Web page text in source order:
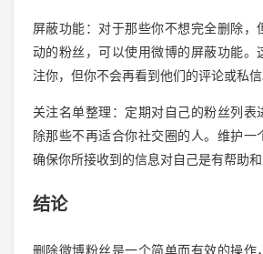
屏蔽功能：对于那些你不想完全删除，
动的粉丝，可以使用微博的屏蔽功能。
注你，但你不会再看到他们的评论或私信
关注名单整理：定期对自己的粉丝列表
除那些不再适合你社交圈的人。维护一
确保你所接收到的信息对自己是有帮助和
结论
删除微博粉丝是一个简单而有效的操作